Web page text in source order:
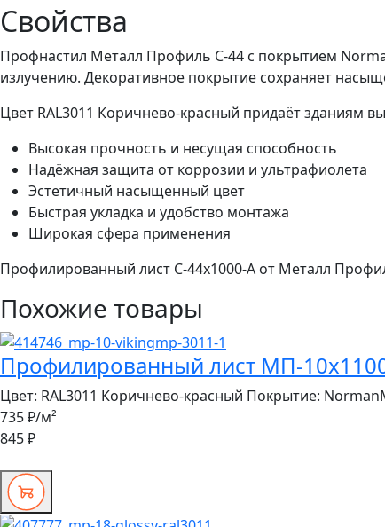
Свойства
Профнастил Металл Профиль С-44 с покрытием
излучению. Декоративное покрытие сохраняет
Цвет RAL3011 Коричнево-красный придаёт зданиям
Высокая прочность и несущая способность
Надёжная защита от коррозии и ультрафиолета
Эстетичный насыщенный цвет
Быстрая укладка и удобство монтажа
Широкая сфера применения
Профилированный лист С-44x1000-A от Металл
Похожие товары
Профилированный лист МП-
Цвет: RAL3011 Коричнево-красный Покрытие:
735 ₽/м²
845 ₽